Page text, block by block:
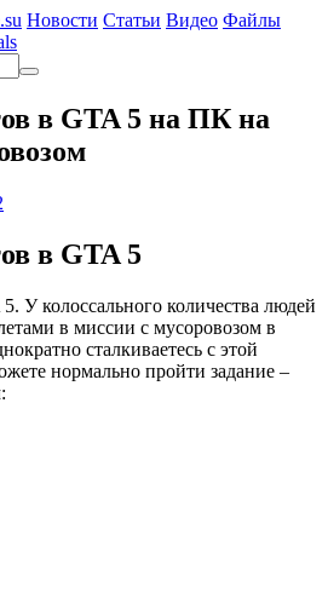
Новости Статьи Видео Файлы
в GTA 5 на ПК на
в GTA 5
У колоссального количества людей
в миссии с мусоровозом в
сталкиваетесь с этой
нормально пройти задание –